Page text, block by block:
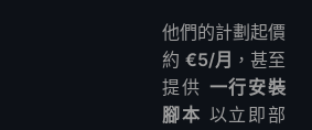
他們的計劃起價
約 €5/月 ，甚至
提供 一行安裝
腳本 以立即部